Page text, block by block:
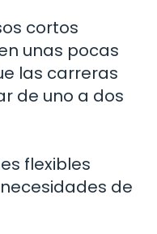
cortos
unas pocas
las carreras
de uno a dos
flexibles
de